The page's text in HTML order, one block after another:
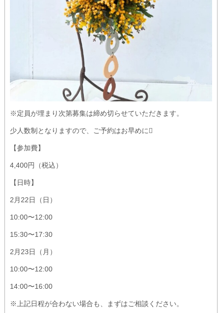
※定員が埋まり次第募集は締め切らせていただきます。
少人数制となりますので、ご予約はお早めに
【参加費】
4,400円（税込）
【日時】
2月22日（日）
10:00〜12:00
15:30〜17:30
2月23日（月）
10:00〜12:00
14:00〜16:00
※上記日程が合わない場合も、まずはご相談ください。